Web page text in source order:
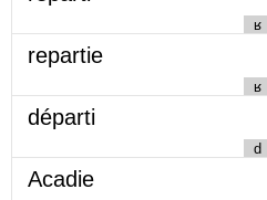
ʁ
repartie
ʁ
départi
d
Acadie